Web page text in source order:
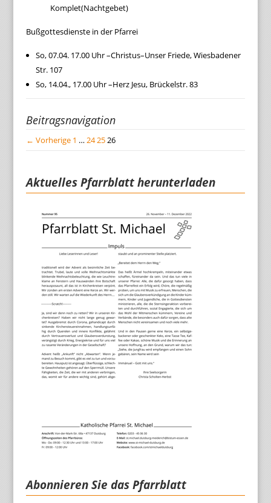
Komplet(Nachtgebet)
Bußgottesdienste in der Pfarrei
So, 07.04. 17.00 Uhr –Christus–Unser Friede, Wiesbadener
Str. 107
So, 14.04., 17.00 Uhr –Herz Jesu, Brückelstr. 83
Beitragsnavigation
← Vorherige 1 …242526
Aktuelles Pfarrblatt herunterladen
Abonnieren Sie das Pfarrblatt